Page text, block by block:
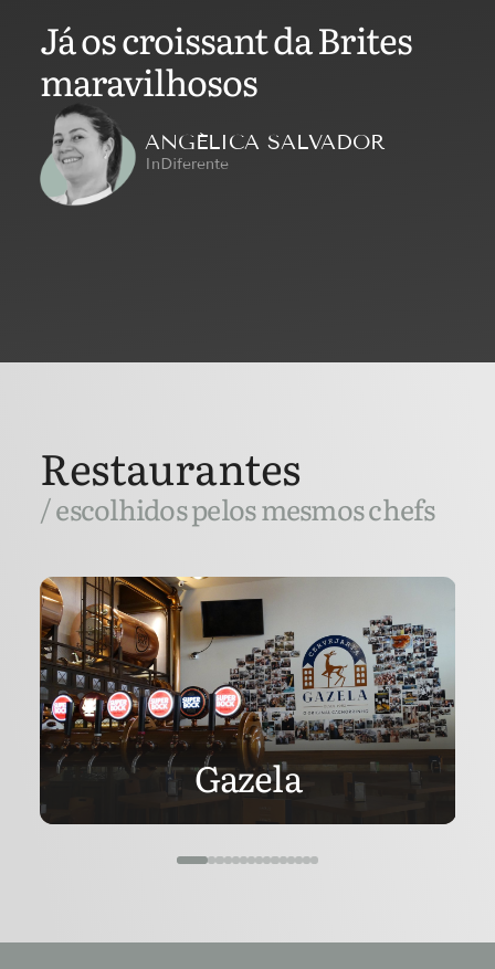
Já os croissant da Brites
maravilhosos
ANGÉLICA SALVADOR
InDiferente
Restaurantes
/ escolhidos pelos mesmos chefs
Gazela